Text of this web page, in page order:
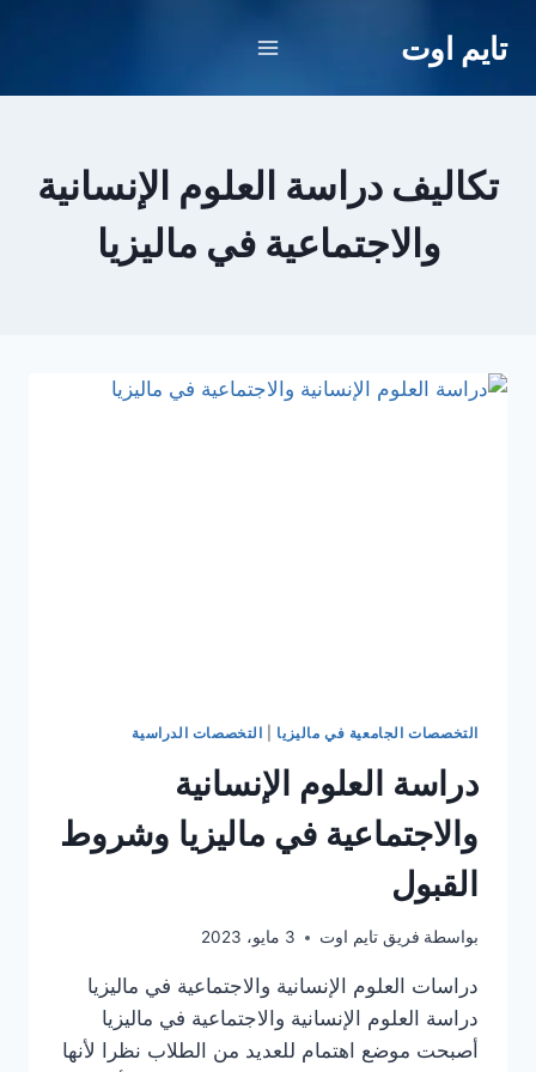
تايم اوت
تكاليف دراسة العلوم الإنسانية
والاجتماعية في ماليزيا
التخصصات الجامعية في ماليزيا التخصصات الدراسية
دراسة العلوم الإنسانية
والاجتماعية في ماليزيا وشروط
القبول
بواسطة فريق تايم اوت 3 مايو، 2023
دراسات العلوم الإنسانية والاجتماعية في ماليزيا
دراسة العلوم الإنسانية والاجتماعية في ماليزيا
أصبحت موضع اهتمام للعديد من الطلاب نظرا لأنها